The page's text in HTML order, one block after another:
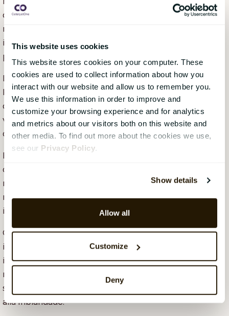
This website uses cookies
This website stores cookies on your computer. These
cookies are used to collect information about how you
interact with our website and allow us to remember you.
We use this information in order to improve and
customize your browsing experience and for analytics
and metrics about our visitors both on this website and
other media. To find out more about the cookies we use,
see our Privacy Policy.
Show details
Allow all
Customize
Deny
direktivet ställer krav på en koncerngemensam
rapportering som inkluderar dotterbolag och utökad
information från värdekedjan innebär det att många
parter ska samarbeta.
Den information som uppges i rapporteringen
kommer att vara föremål för revision och innehåller
därför krav på att inkludera information om företags
värdekedjor, strategi, policy, process och faktiska
data på hållbarhetsområdet.
För att underlätta arbetet för HR-avdelningen är det
därför viktigt att ni i ett tidigt skede, tillsammans
med andra intressenter, sätter upp en
rapporteringsstruktur där ni gemensamt ser över hur
informationen ska skickas och till vem.
CSRD-rapporteringen kommer att behöva vara
integrerad med den finansiella rapporteringen, vilket
innebär att den ska taggas digitalt och vara i
maskinläsbart format (XHTML). Att ha ett digitalt
system på plats kommer att underlätta arbetet för
alla inblandade.